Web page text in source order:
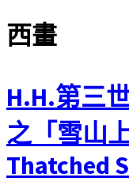
西畫
H.H.第三
之「雪山
Thatched